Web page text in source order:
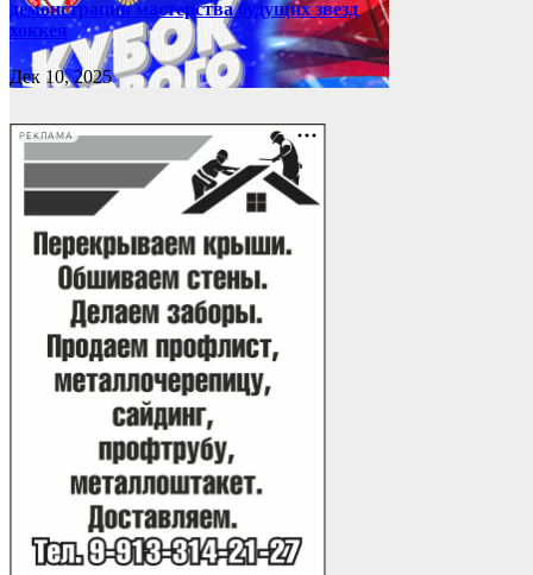
демонстрации мастерства будущих звезд
хоккея
Дек 10, 2025
РЕКЛАМА